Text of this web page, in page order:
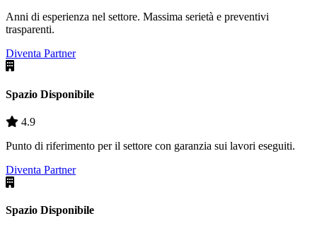
Anni di esperienza nel settore. Massima serietà e preventivi
trasparenti.
Diventa Partner
Spazio Disponibile
4.9
Punto di riferimento per il settore con garanzia sui lavori eseguiti.
Diventa Partner
Spazio Disponibile